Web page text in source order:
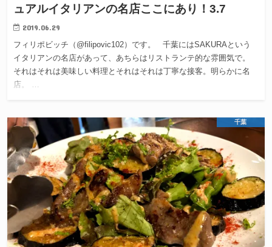
ュアルイタリアンの名店ここにあり！3.7
2019.06.29
フィリポビッチ（@filipovic102）です。 千葉にはSAKURAという
イタリアンの名店があって、あちらはリストランテ的な雰囲気で。
それはそれは美味しい料理とそれはそれは丁寧な接客。明らかに名
店。 …
千葉